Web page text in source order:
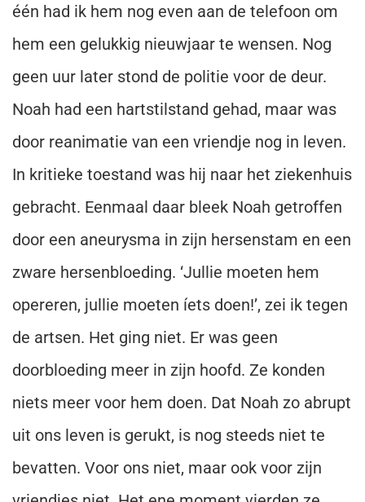
één had ik hem nog even aan de telefoon om
hem een gelukkig nieuwjaar te wensen. Nog
geen uur later stond de politie voor de deur.
Noah had een hartstilstand gehad, maar was
door reanimatie van een vriendje nog in leven.
In kritieke toestand was hij naar het ziekenhuis
gebracht. Eenmaal daar bleek Noah getroffen
door een aneurysma in zijn hersenstam en een
zware hersenbloeding. ‘Jullie moeten hem
opereren, jullie moeten íets doen!’, zei ik tegen
de artsen. Het ging niet. Er was geen
doorbloeding meer in zijn hoofd. Ze konden
niets meer voor hem doen. Dat Noah zo abrupt
uit ons leven is gerukt, is nog steeds niet te
bevatten. Voor ons niet, maar ook voor zijn